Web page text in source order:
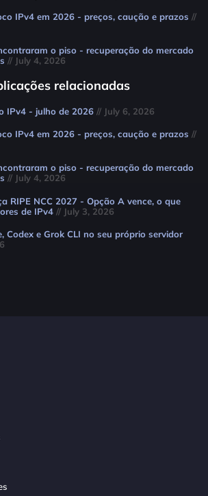
IPv4 em 2026 - preços, caução e prazos //
o piso - recuperação do mercado
// July 4, 2026
relacionadas
IPv4 - julho de 2026 // July 6, 2026
IPv4 em 2026 - preços, caução e prazos //
o piso - recuperação do mercado
// July 4, 2026
RIPE NCC 2027 - Opção A vence, o que
de IPv4 // July 3, 2026
Codex e Grok CLI no seu próprio servidor